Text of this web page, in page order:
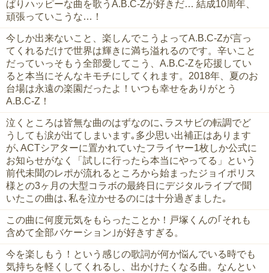
ぱりハッピーな曲を歌うA.B.C-Zが好きだ… 結成10周年、
頑張っていこうな…！
今しか出来ないこと、楽しんでこうよってA.B.C-Zが言っ
てくれるだけで世界は輝きに満ち溢れるのです。辛いこと
だっていっそもう全部愛してこう、A.B.C-Zを応援してい
ると本当にそんなキモチにしてくれます。2018年、夏のお
台場は永遠の楽園だったよ！いつも幸せをありがとう
A.B.C-Z！
泣くところは皆無な曲のはずなのに､ラスサビの転調でど
うしても涙が出てしまいます｡多少思い出補正はあります
が､ACTシアターに置かれていたフライヤー1枚しか公式に
お知らせがなく「試しに行ったら本当にやってる」という
前代未聞のレポが流れるところから始まったジョイポリス
様との3ヶ月の大型コラボの最終日にデジタルライブで聞
いたこの曲は､私を泣かせるのには十分過ぎました｡
この曲に何度元気をもらったことか！戸塚くんの｢それも
含めて全部バケーション｣が好きすぎる。
今を楽しもう！という感じの歌詞が何か悩んでいる時でも
気持ちを軽くしてくれるし、出かけたくなる曲。なんとい